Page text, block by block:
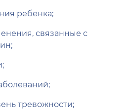
ребенка;
связанные с
тревожности;